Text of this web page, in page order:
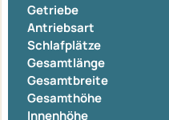
Getriebe
Antriebsart
Schlafplätze
Gesamtlänge
Gesamtbreite
Gesamthöhe
Innenhöhe